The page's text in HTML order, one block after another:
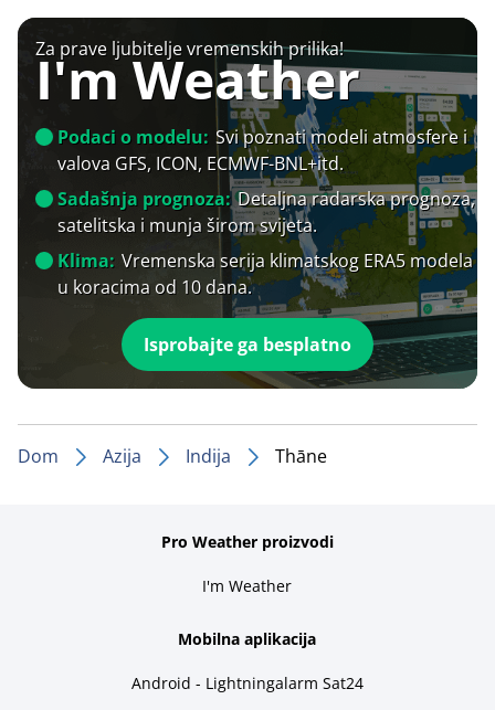
Za prave ljubitelje vremenskih prilika!
I'm Weather
Podaci o modelu: Svi poznati modeli atmosfere i
valova GFS, ICON, ECMWF-BNL+itd.
Sadašnja prognoza: Detaljna radarska prognoza,
satelitska i munja širom svijeta.
Klima: Vremenska serija klimatskog ERA5 modela
u koracima od 10 dana.
Isprobajte ga besplatno
Dom Azija Indija Thāne
Pro Weather proizvodi
I'm Weather
Mobilna aplikacija
Android - Lightningalarm Sat24